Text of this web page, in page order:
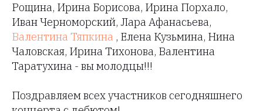
Рощина, Ирина Борисова, Ирина Порхало,
Иван Черноморский, Лара Афанасьева,
Валентина Тяпкина , Елена Кузьмина, Нина
Чаловская, Ирина Тихонова, Валентина
Таратухина - вы молодцы!!!
Поздравляем всех участников сегодняшнего